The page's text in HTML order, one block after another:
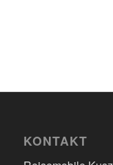
KONTAKT